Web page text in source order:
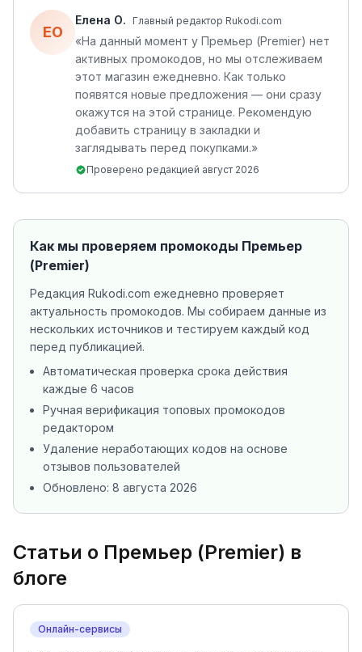
ЕО
Елена О. Главный редактор Rukodi.com
«На данный момент у Премьер (Premier) нет
активных промокодов, но мы отслеживаем
этот магазин ежедневно. Как только
появятся новые предложения — они сразу
окажутся на этой странице. Рекомендую
добавить страницу в закладки и
заглядывать перед покупками.»
Проверено редакцией август 2026
Как мы проверяем промокоды Премьер
(Premier)
Редакция Rukodi.com ежедневно проверяет
актуальность промокодов. Мы собираем данные из
нескольких источников и тестируем каждый код
перед публикацией.
Автоматическая проверка срока действия
каждые 6 часов
Ручная верификация топовых промокодов
редактором
Удаление неработающих кодов на основе
отзывов пользователей
Обновлено: 8 августа 2026
Статьи о Премьер (Premier) в
блоге
Онлайн-сервисы